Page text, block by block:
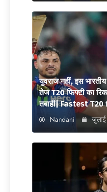
युवराज नहीं, इस
तेज T20 फिफ्टी का
तबाही| Fastest
Nandani